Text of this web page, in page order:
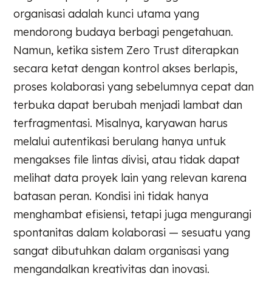
organisasi adalah kunci utama yang
mendorong budaya berbagi pengetahuan.
Namun, ketika sistem Zero Trust diterapkan
secara ketat dengan kontrol akses berlapis,
proses kolaborasi yang sebelumnya cepat dan
terbuka dapat berubah menjadi lambat dan
terfragmentasi. Misalnya, karyawan harus
melalui autentikasi berulang hanya untuk
mengakses file lintas divisi, atau tidak dapat
melihat data proyek lain yang relevan karena
batasan peran. Kondisi ini tidak hanya
menghambat efisiensi, tetapi juga mengurangi
spontanitas dalam kolaborasi — sesuatu yang
sangat dibutuhkan dalam organisasi yang
mengandalkan kreativitas dan inovasi.